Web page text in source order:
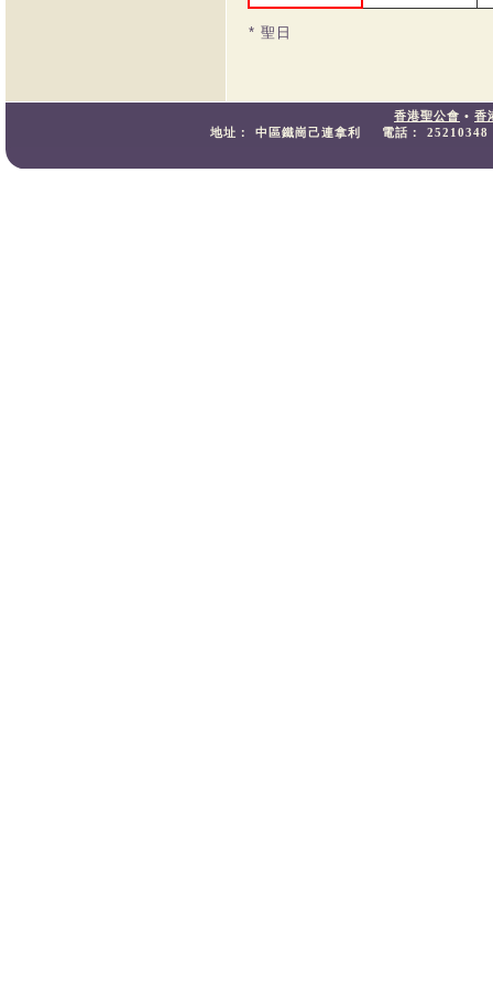
* 聖日
香港聖公會 • 香
地址：
中區鐵崗己連拿利 電話： 25210348